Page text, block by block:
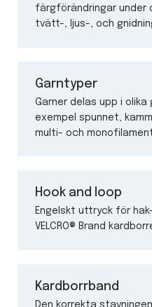
färgförändringar under
tvätt-, ljus-, och
Garntyper
Garner delas upp i olika
exempel spunnet,
multi- och
Hook and loop
Engelskt uttryck för
VELCRO® Brand
Kardborrband
Den korrekta